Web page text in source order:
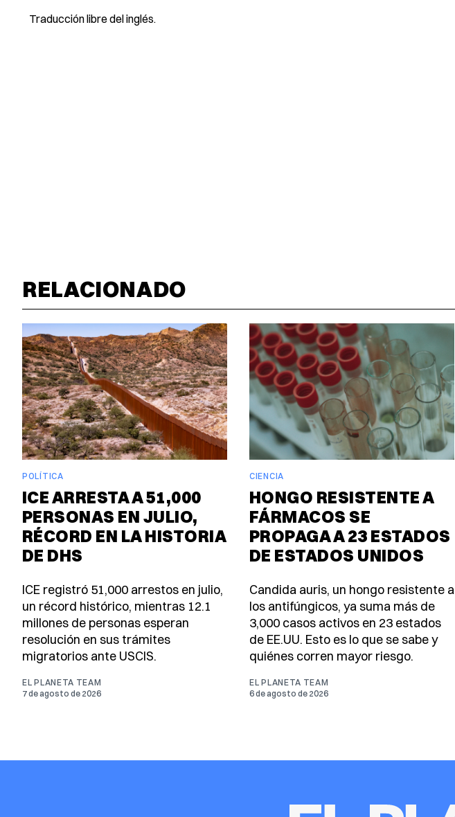
Traducción libre del inglés.
RELACIONADO
POLÍTICA
ICE ARRESTA A 51,000
PERSONAS EN JULIO,
RÉCORD EN LA HISTORIA
DE DHS
ICE registró 51,000 arrestos en julio,
un récord histórico, mientras 12.1
millones de personas esperan
resolución en sus trámites
migratorios ante USCIS.
EL PLANETA TEAM
7 de agosto de 2026
CIENCIA
HONGO RESISTENTE A
FÁRMACOS SE
PROPAGA A 23 ESTADOS
DE ESTADOS UNIDOS
Candida auris, un hongo resistente a
los antifúngicos, ya suma más de
3,000 casos activos en 23 estados
de EE.UU. Esto es lo que se sabe y
quiénes corren mayor riesgo.
EL PLANETA TEAM
6 de agosto de 2026